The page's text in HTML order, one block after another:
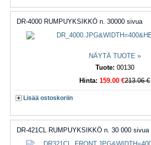
DR-4000 RUMPUYKSIKKÖ n. 30000 sivua
NÄYTÄ TUOTE »
Tuote: 00130
Hinta:159.00 €213.06 €
Lisää ostoskoriin
DR-421CL RUMPUYKSIKKÖ n. 30 000 sivua